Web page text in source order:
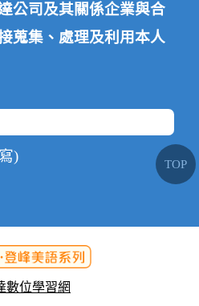
TOP
公司及其關係企業與合
蒐集、處理及利用本人
)
數位學習網